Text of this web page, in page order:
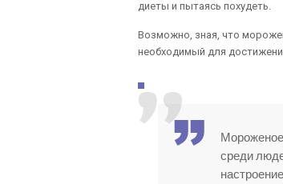
диеты и пытаясь похудеть.
Возможно, зная, что
необходимый для
Мороженое
среди